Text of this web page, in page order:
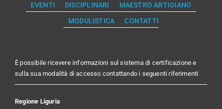
EVENTI
DISCIPLINARI
MAESTRO ARTIGIANO
MODULISTICA
CONTATTI
È possibile ricevere informazioni sul sistema di certificazione e
sulla sua modalità di accesso contattando i seguenti riferimenti
Regione Liguria